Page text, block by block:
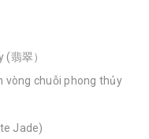
翡翠）
vòng chuỗi phong thủy
Jade)